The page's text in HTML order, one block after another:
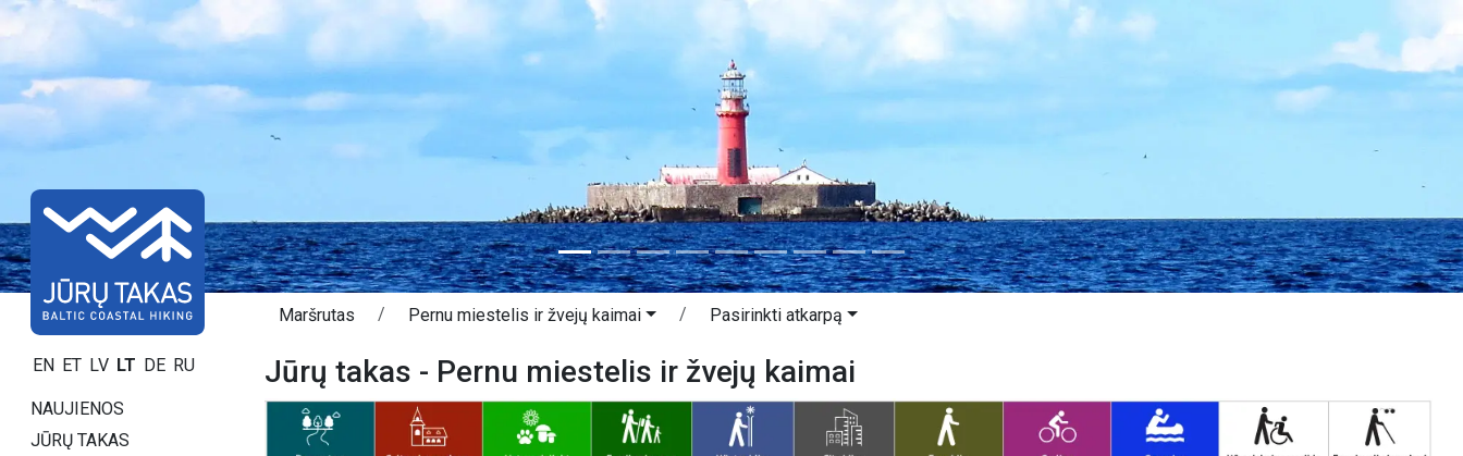
EN ET LV LT DE RU
NAUJIENOS
JŪRŲ TAKAS
Maršrutas Pernu miestelis ir žvejų kaimai Pasirinkti atkarpą
Jūrų takas - Pernu miestelis ir žvejų kaimai